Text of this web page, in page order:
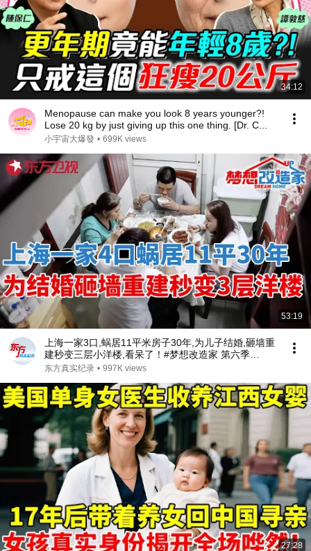
34:12
Menopause can make you look 8 years younger?!
Lose 20 kg by just giving up this one thing. [Dr. C...
小宇宙大爆發 • 699K views
53:19
上海一家3口,蜗居11平米房子30年,为儿子结婚,砸墙重
建秒变三层小洋楼,看呆了！#梦想改造家 第六季
S06EP02
东方真实纪录 • 997K views
27:28